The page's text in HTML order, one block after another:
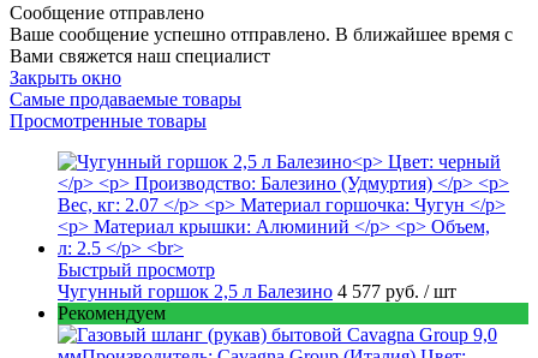
Сообщение отправлено
Ваше сообщение успешно отправлено. В ближайшее время с
Вами свяжется наш специалист
Закрыть окно
Самые продаваемые товары
Просмотренные товары
Быстрый просмотр
Чугунный горшок 2,5 л Балезино 4 577 руб. / шт
Рекомендуем